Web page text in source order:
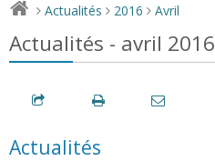
> Actualités > 2016 > Avril
Actualités - avril 2016
Actualités